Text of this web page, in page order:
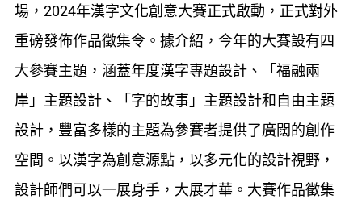
場，2024年漢字文化創意大賽正式啟動，正式對外
重磅發佈作品徵集令。據介紹，今年的大賽設有四
大參賽主題，涵蓋年度漢字專題設計、「福融兩
岸」主題設計、「字的故事」主題設計和自由主題
設計，豐富多樣的主題為參賽者提供了廣闊的創作
空間。以漢字為創意源點，以多元化的設計視野，
設計師們可以一展身手，大展才華。大賽作品徵集